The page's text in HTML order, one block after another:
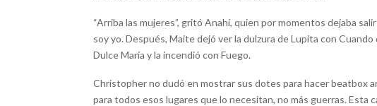
“Arriba las mujeres”, gritó Anahí, quien por momentos dejaba
soy yo. Después, Maite dejó ver la dulzura de Lupita con
Dulce María y la incendió con Fuego.
Christopher no dudó en mostrar sus dotes para hacer beatbox
para todos esos lugares que lo necesitan, no más guerras. Esta